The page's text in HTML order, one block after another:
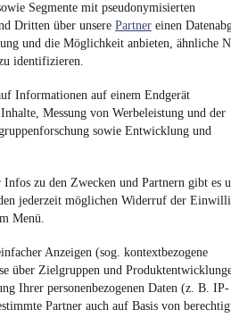
Segmente mit pseudonymisierten
Dritten über unsere Partner einen
und die Möglichkeit anbieten, ähnliche
identifizieren.
Informationen auf einem Endgerät
Messung von Werbeleistung und der
sowie Entwicklung und
zu den Zwecken und Partnern gibt es
jederzeit möglichen Widerruf der
Menü.
Anzeigen (sog. kontextbezogene
über Zielgruppen und
Ihrer personenbezogenen Daten (z. B. IP-
Partner auch auf Basis von
by
auf mobile.de, dem Marktplatz für
undMotorräder